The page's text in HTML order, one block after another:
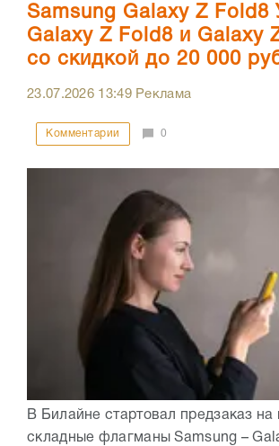
Samsung Galaxy Z Fold8
Galaxy Z Fold8 и Galaxy
со скидкой до 20 000
23.07.2026 13:49Реклама
Комментарии 0
В Билайне стартовал предзаказ на
складные флагманы Samsung –